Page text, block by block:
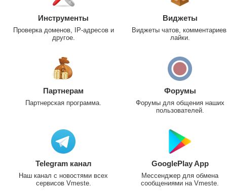
Инструменты
Проверка доменов, IP-адресов и
другое.
Виджеты
Виджеты чатов,
лайки.
Партнерам
Партнерская программа.
Форумы
Форумы для общения наших
пользователей.
Telegram канал
Наш канал с новостями всех
сервисов Vmeste.
GooglePlay App
Мессенджер для обмена
сообщениями на Vmeste.